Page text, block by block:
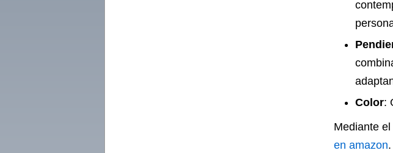
Color:
Mediante
en amazon.